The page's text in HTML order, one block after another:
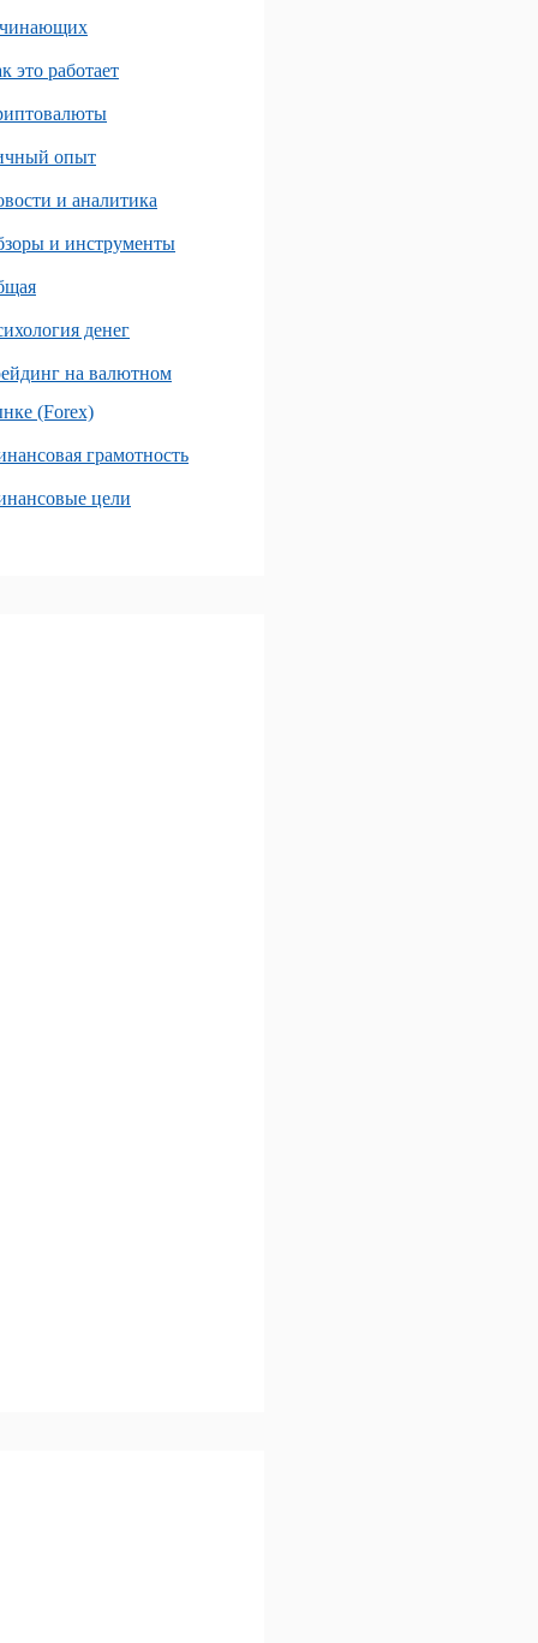
это работает
опыт
и аналитика
и инструменты
денег
на валютном
(Forex)
грамотность
цели